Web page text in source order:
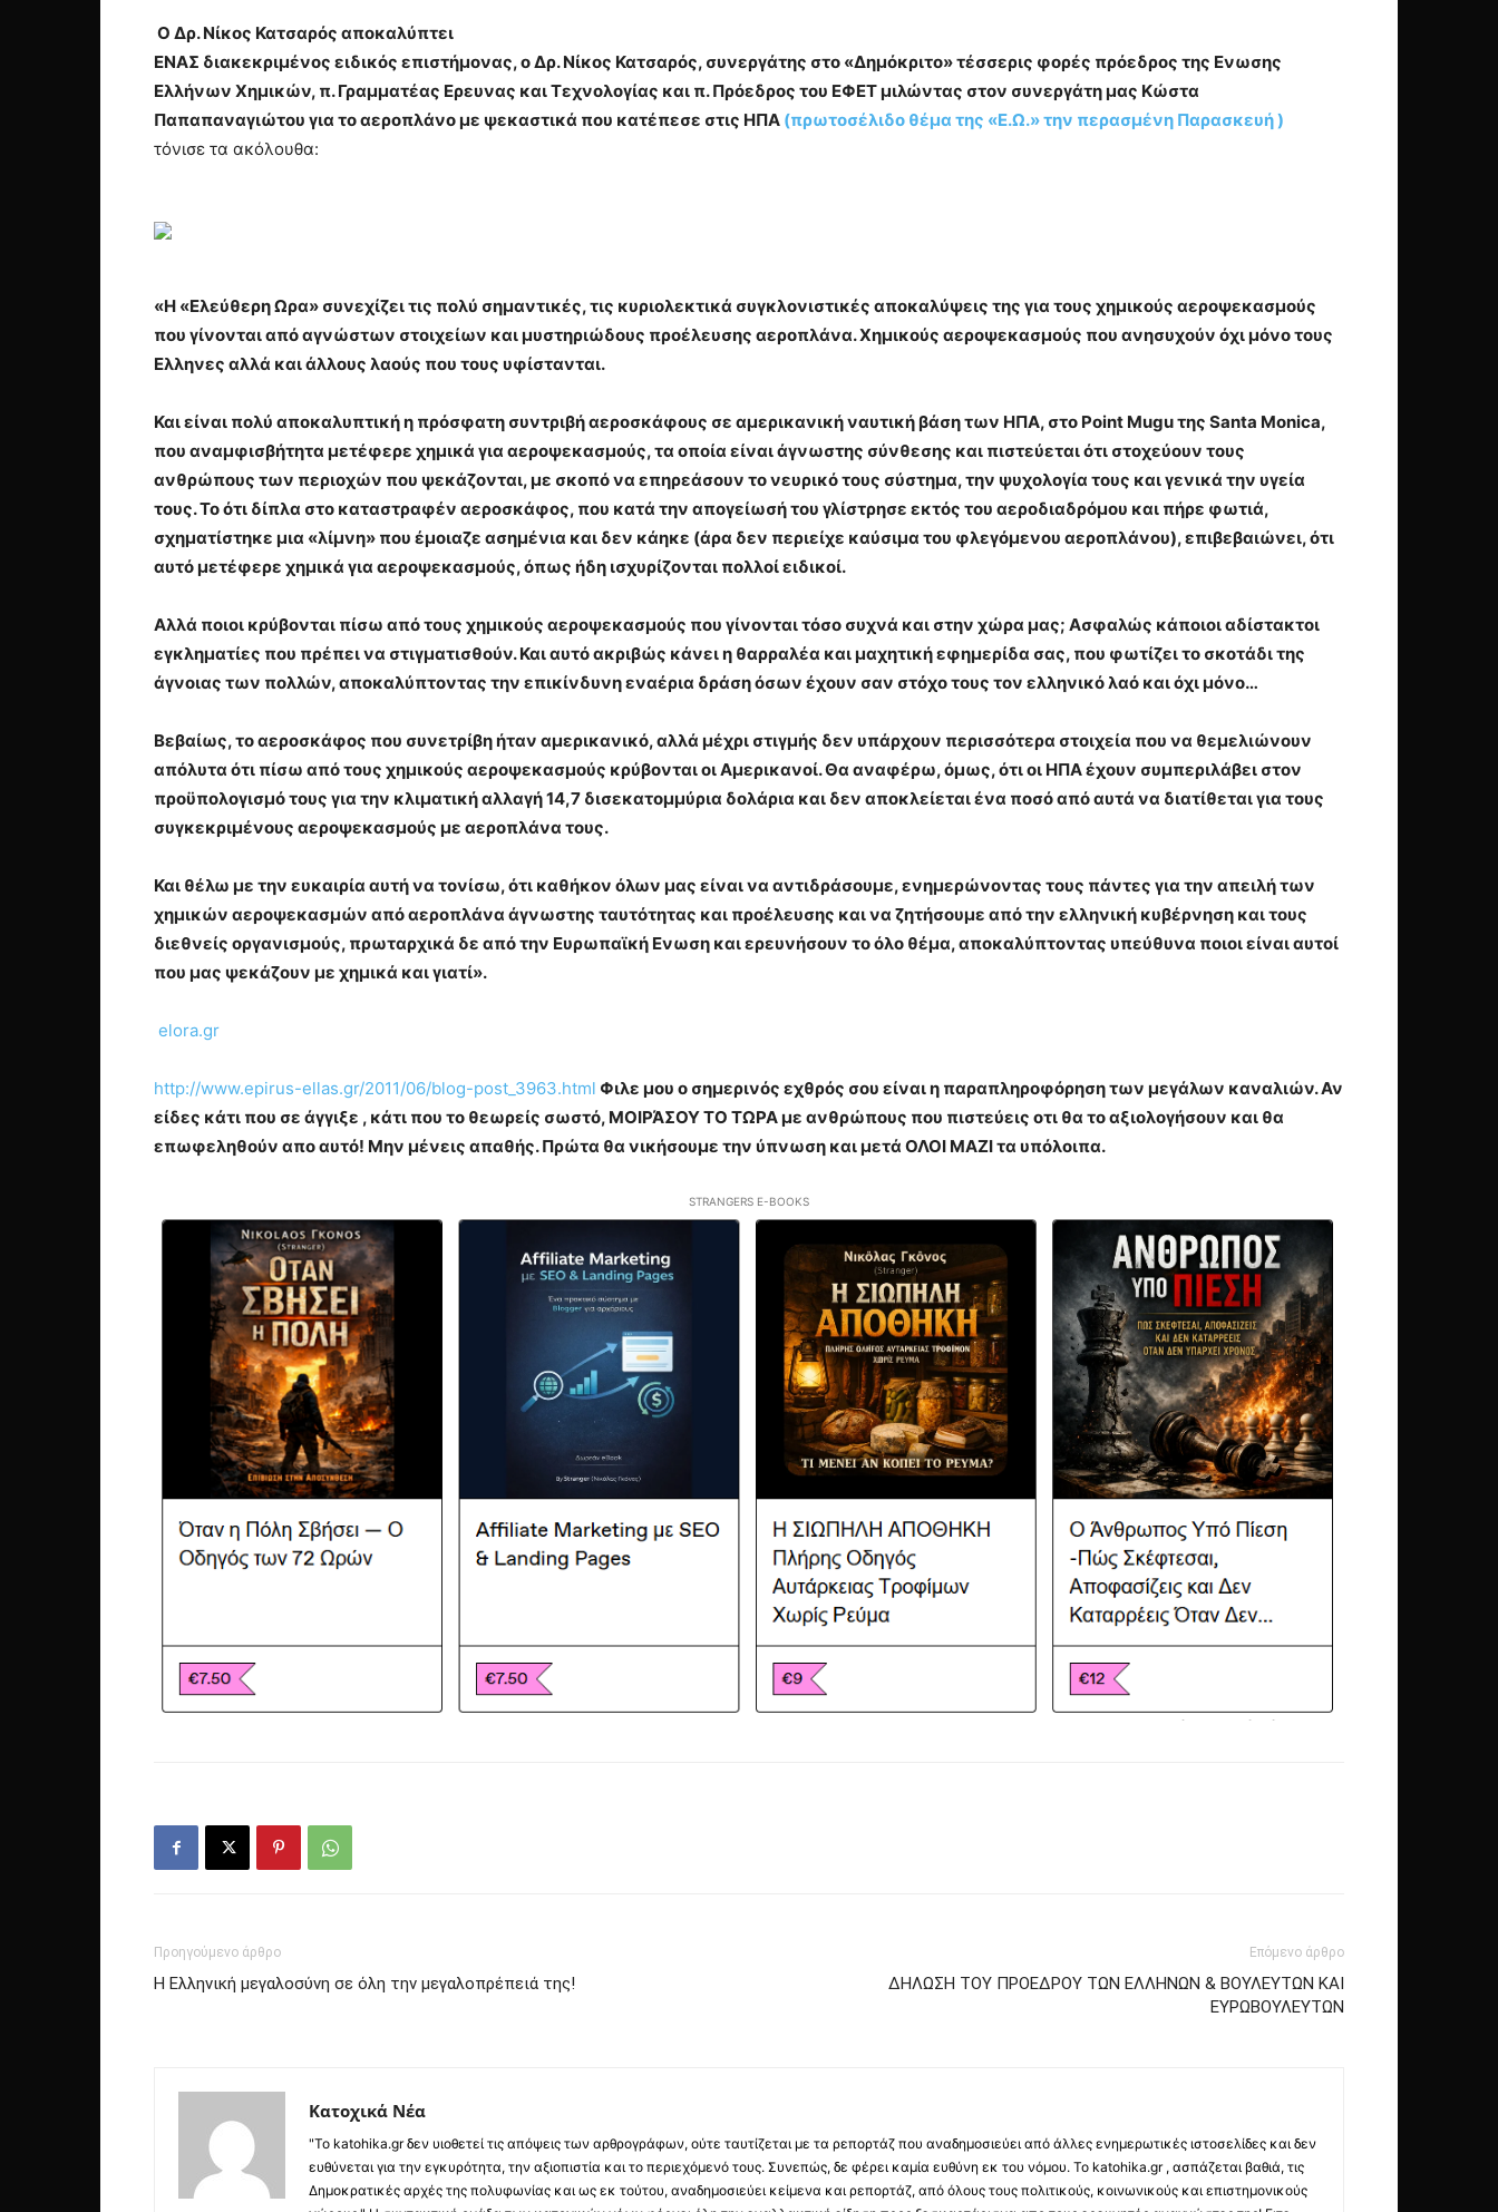
Ο Δρ. Νίκος Κατσαρός αποκαλύπτει
ΕΝΑΣ διακεκριμένος ειδικός επιστήμονας, ο Δρ. Νίκος Κατσαρός, συνεργάτης στο «Δημόκριτο» τέσσερις φορές πρόεδρος της Ενωσης
Ελλήνων Χημικών, π. Γραμματέας Ερευνας και Τεχνολογίας και π. Πρόεδρος του ΕΦΕΤ μιλώντας στον συνεργάτη μας Κώστα
Παπαπαναγιώτου για το αεροπλάνο με ψεκαστικά που κατέπεσε στις ΗΠΑ (πρωτοσέλιδο θέμα της «Ε.Ω.» την περασμένη Παρασκευή )
τόνισε τα ακόλουθα:
«Η «Ελεύθερη Ωρα» συνεχίζει τις πολύ σημαντικές, τις κυριολεκτικά συγκλονιστικές αποκαλύψεις της για τους χημικούς αεροψεκασμούς
που γίνονται από αγνώστων στοιχείων και μυστηριώδους προέλευσης αεροπλάνα. Χημικούς αεροψεκασμούς που ανησυχούν όχι μόνο τους
Ελληνες αλλά και άλλους λαούς που τους υφίστανται.
Και είναι πολύ αποκαλυπτική η πρόσφατη συντριβή αεροσκάφους σε αμερικανική ναυτική βάση των ΗΠΑ, στο Point Mugu της Santa Monica,
που αναμφισβήτητα μετέφερε χημικά για αεροψεκασμούς, τα οποία είναι άγνωστης σύνθεσης και πιστεύεται ότι στοχεύουν τους
ανθρώπους των περιοχών που ψεκάζονται, με σκοπό να επηρεάσουν το νευρικό τους σύστημα, την ψυχολογία τους και γενικά την υγεία
τους. Το ότι δίπλα στο καταστραφέν αεροσκάφος, που κατά την απογείωσή του γλίστρησε εκτός του αεροδιαδρόμου και πήρε φωτιά,
σχηματίστηκε μια «λίμνη» που έμοιαζε ασημένια και δεν κάηκε (άρα δεν περιείχε καύσιμα του φλεγόμενου αεροπλάνου), επιβεβαιώνει, ότι
αυτό μετέφερε χημικά για αεροψεκασμούς, όπως ήδη ισχυρίζονται πολλοί ειδικοί.
Αλλά ποιοι κρύβονται πίσω από τους χημικούς αεροψεκασμούς που γίνονται τόσο συχνά και στην χώρα μας; Ασφαλώς κάποιοι αδίστακτοι
εγκληματίες που πρέπει να στιγματισθούν. Και αυτό ακριβώς κάνει η θαρραλέα και μαχητική εφημερίδα σας, που φωτίζει το σκοτάδι της
άγνοιας των πολλών, αποκαλύπτοντας την επικίνδυνη εναέρια δράση όσων έχουν σαν στόχο τους τον ελληνικό λαό και όχι μόνο…
Βεβαίως, το αεροσκάφος που συνετρίβη ήταν αμερικανικό, αλλά μέχρι στιγμής δεν υπάρχουν περισσότερα στοιχεία που να θεμελιώνουν
απόλυτα ότι πίσω από τους χημικούς αεροψεκασμούς κρύβονται οι Αμερικανοί. Θα αναφέρω, όμως, ότι οι ΗΠΑ έχουν συμπεριλάβει στον
προϋπολογισμό τους για την κλιματική αλλαγή 14,7 δισεκατομμύρια δολάρια και δεν αποκλείεται ένα ποσό από αυτά να διατίθεται για τους
συγκεκριμένους αεροψεκασμούς με αεροπλάνα τους.
Και θέλω με την ευκαιρία αυτή να τονίσω, ότι καθήκον όλων μας είναι να αντιδράσουμε, ενημερώνοντας τους πάντες για την απειλή των
χημικών αεροψεκασμών από αεροπλάνα άγνωστης ταυτότητας και προέλευσης και να ζητήσουμε από την ελληνική κυβέρνηση και τους
διεθνείς οργανισμούς, πρωταρχικά δε από την Ευρωπαϊκή Ενωση και ερευνήσουν το όλο θέμα, αποκαλύπτοντας υπεύθυνα ποιοι είναι αυτοί
που μας ψεκάζουν με χημικά και γιατί».
elora.gr
http://www.epirus-ellas.gr/2011/06/blog-post_3963.html Φιλε μου ο σημερινός εχθρός σου είναι η παραπληροφόρηση των μεγάλων καναλιών. Αν
είδες κάτι που σε άγγιξε , κάτι που το θεωρείς σωστό, ΜΟΙΡΆΣΟΥ ΤΟ ΤΩΡΑ με ανθρώπους που πιστεύεις οτι θα το αξιολογήσουν και θα
επωφεληθούν απο αυτό! Μην μένεις απαθής. Πρώτα θα νικήσουμε την ύπνωση και μετά ΟΛΟΙ ΜΑΖΙ τα υπόλοιπα.
STRANGERS E-BOOKS
Προηγούμενο άρθρο
Η Ελληνική μεγαλοσύνη σε όλη την μεγαλοπρέπειά της!
Επόμενο άρθρο
ΔΗΛΩΣΗ ΤΟΥ ΠΡΟΕΔΡΟΥ ΤΩΝ ΕΛΛΗΝΩΝ & ΒΟΥΛΕΥΤΩΝ ΚΑΙ
ΕΥΡΩΒΟΥΛΕΥΤΩΝ
Κατοχικά Νέα
"Το katohika.gr δεν υιοθετεί τις απόψεις των αρθρογράφων, ούτε ταυτίζεται με τα ρεπορτάζ που αναδημοσιεύει από άλλες ενημερωτικές ιστοσελίδες και δεν
ευθύνεται για την εγκυρότητα, την αξιοπιστία και το περιεχόμενό τους. Συνεπώς, δε φέρει καμία ευθύνη εκ του νόμου. Το katohika.gr , ασπάζεται βαθιά, τις
Δημοκρατικές αρχές της πολυφωνίας και ως εκ τούτου, αναδημοσιεύει κείμενα και ρεπορτάζ, από όλους τους πολιτικούς, κοινωνικούς και επιστημονικούς